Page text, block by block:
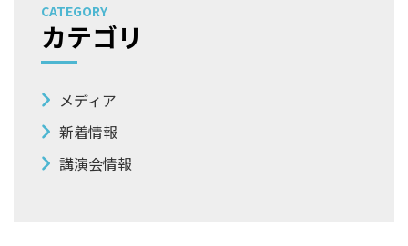
CATEGORY
カテゴリ
メディア
新着情報
講演会情報